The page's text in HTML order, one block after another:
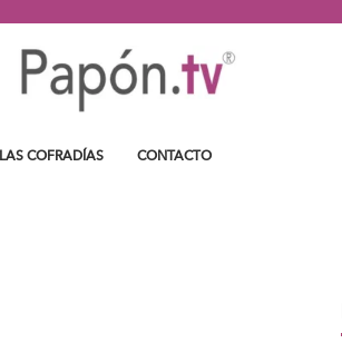
LAS COFRADÍAS CONTACTO